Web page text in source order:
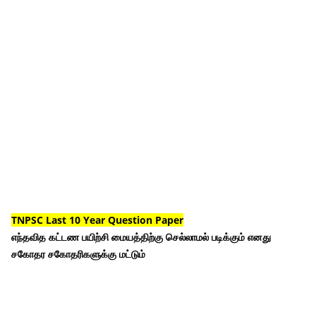
TNPSC Last 10 Year Question Paper
எந்தவித கட்டண பயிற்சி மையத்திற்கு செல்லாமல் படிக்கும் எனது
சகோதர சகோதரிகளுக்கு மட்டும்